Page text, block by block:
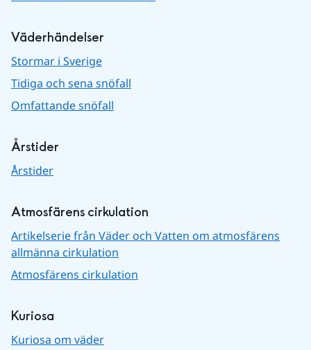
Väderhändelser
Stormar i Sverige
Tidiga och sena snöfall
Omfattande snöfall
Årstider
Årstider
Atmosfärens cirkulation
Artikelserie från Väder och Vatten om atmosfärens
allmänna cirkulation
Atmosfärens cirkulation
Kuriosa
Kuriosa om väder